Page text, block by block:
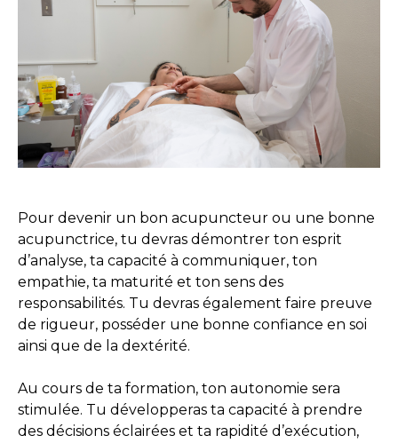
Pour devenir un bon acupuncteur ou une bonne
acupunctrice, tu devras démontrer ton esprit
d’analyse, ta capacité à communiquer, ton
empathie, ta maturité et ton sens des
responsabilités. Tu devras également faire preuve
de rigueur, posséder une bonne confiance en soi
ainsi que de la dextérité.
Au cours de ta formation, ton autonomie sera
stimulée. Tu développeras ta capacité à prendre
des décisions éclairées et ta rapidité d’exécution,